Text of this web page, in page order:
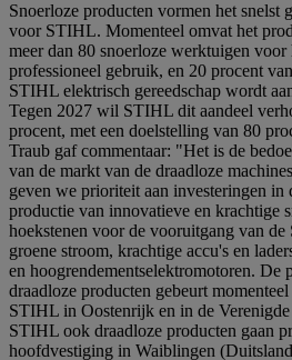
Snoerloze producten vormen het snelst
voor STIHL. Momenteel omvat het
meer dan 80 snoerloze werktuigen
professioneel gebruik, en 20 procent
STIHL elektrisch gereedschap wordt
Tegen 2027 wil STIHL dit aandeel
procent, met een doelstelling van 80
Traub gaf commentaar: "Het is de
van de markt van de draadloze
geven we prioriteit aan investeringen
productie van innovatieve en krachtige
hoekstenen voor de vooruitgang van
groene stroom, krachtige accu's en
en hoogrendementselektromotoren.
draadloze producten gebeurt
STIHL in Oostenrijk en in de
STIHL ook draadloze producten gaan
hoofdvestiging in Waiblingen